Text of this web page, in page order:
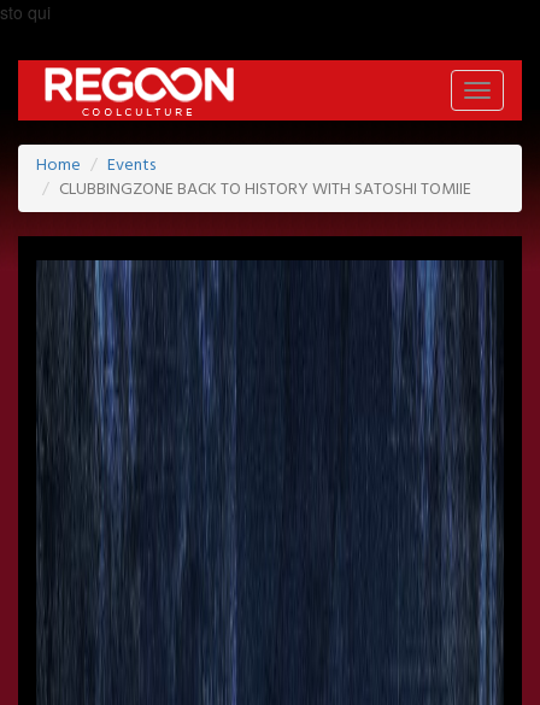
sto qui
Toggle
Home
Events
CLUBBINGZONE BACK TO HISTORY WITH SATOSHI TOMIIE